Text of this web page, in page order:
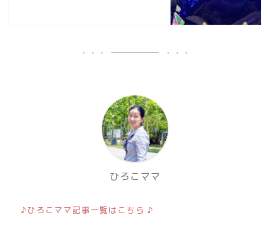
ひろこママ
♪ひろこママ記事一覧はこちら ♪